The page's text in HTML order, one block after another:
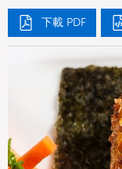
下載 PDF